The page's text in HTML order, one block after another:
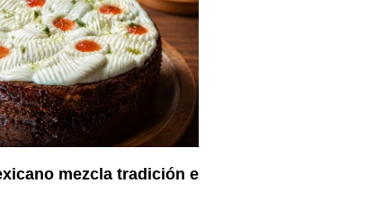
mezcla tradición e